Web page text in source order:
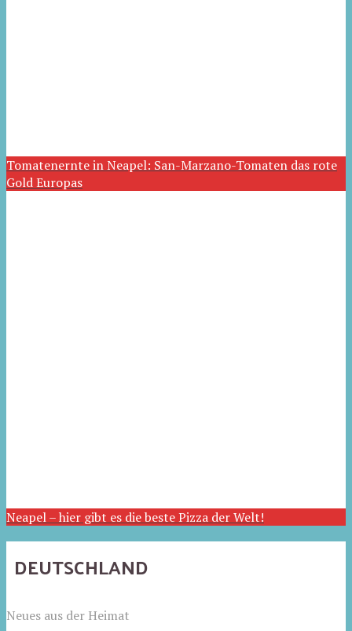
Tomatenernte in Neapel: San-Marzano-Tomaten das rote
Gold Europas
Neapel – hier gibt es die beste Pizza der Welt!
DEUTSCHLAND
Neues aus der Heimat